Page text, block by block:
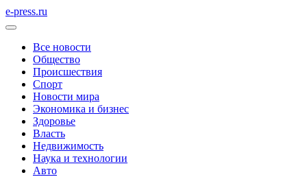
e-press.ru
Все новости
Общество
Происшествия
Спорт
Новости мира
Экономика и бизнес
Здоровье
Власть
Недвижимость
Наука и технологии
Авто